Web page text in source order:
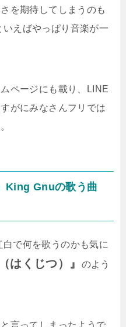
を期待してしまうのも
えばやっぱり音楽が一
ページにも載り、LINE
がにみなさんフリでは
King Gnuの歌う曲
で何を歌うのかも気に
はくじつ）』
のよう